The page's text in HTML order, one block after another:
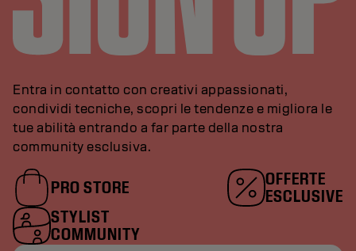
Entra in contatto con creativi appassionati,
condividi tecniche, scopri le tendenze e migliora le
tue abilità entrando a far parte della nostra
community esclusiva.
PRO STORE
OFFERTE
ESCLUSIVE
STYLIST
COMMUNITY